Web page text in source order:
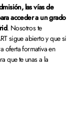
las vías de
acceder a un grado
. Nosotros te
sigue abierto y que si
oferta formativa en
que te unas a la